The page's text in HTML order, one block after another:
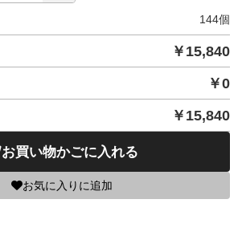
144個
￥ 15,840
￥0
￥ 15,840
お買い物かごに入れる
お気に入りに追加